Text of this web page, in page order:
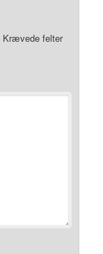
Krævede felter